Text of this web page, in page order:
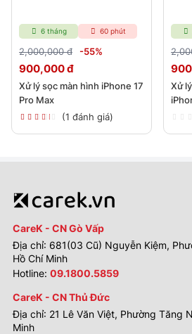
6 tháng 60 phút
2,000,000 đ -55%
900,000 đ
Xử lý sọc màn hình iPhone 17
Pro Max
(1 đánh giá)
Xử
CareK - CN Gò Vấp
Địa chỉ: 681(03 Cũ) Nguyễn Kiệm,
Hồ Chí Minh
Hotline: 09.1800.5859
CareK - CN Thủ Đức
Địa chỉ: 21 Lê Văn Việt, Phường Tăng
Minh